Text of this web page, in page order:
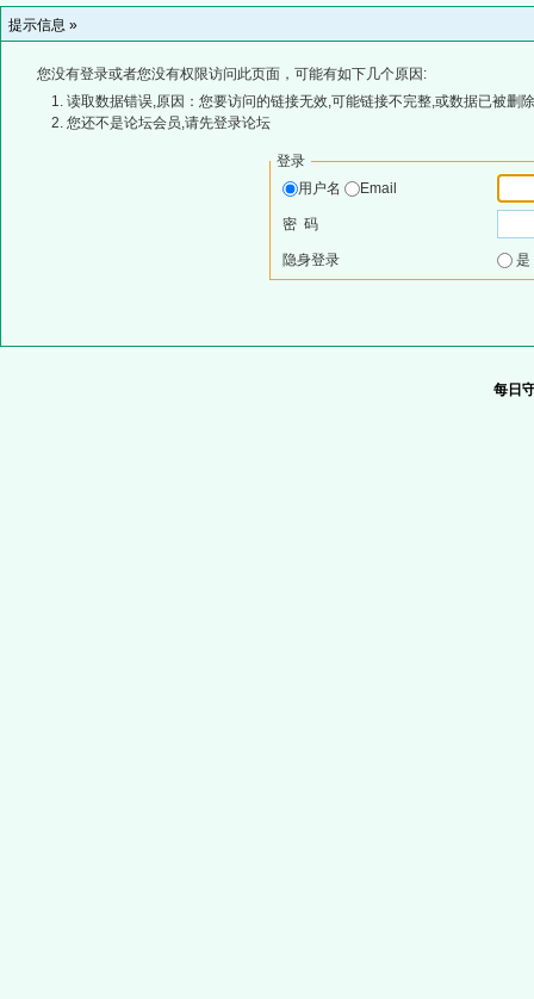
提示信息 »
您没有登录或者您没有权限访问此页面，可能有如下几个原因:
读取数据错误,原因：您要访问的链接无效,可能链接不完整,或数据已被删
您还不是论坛会员,请先登录论坛
登录
用户名
Email
密 码
隐身登录
每日